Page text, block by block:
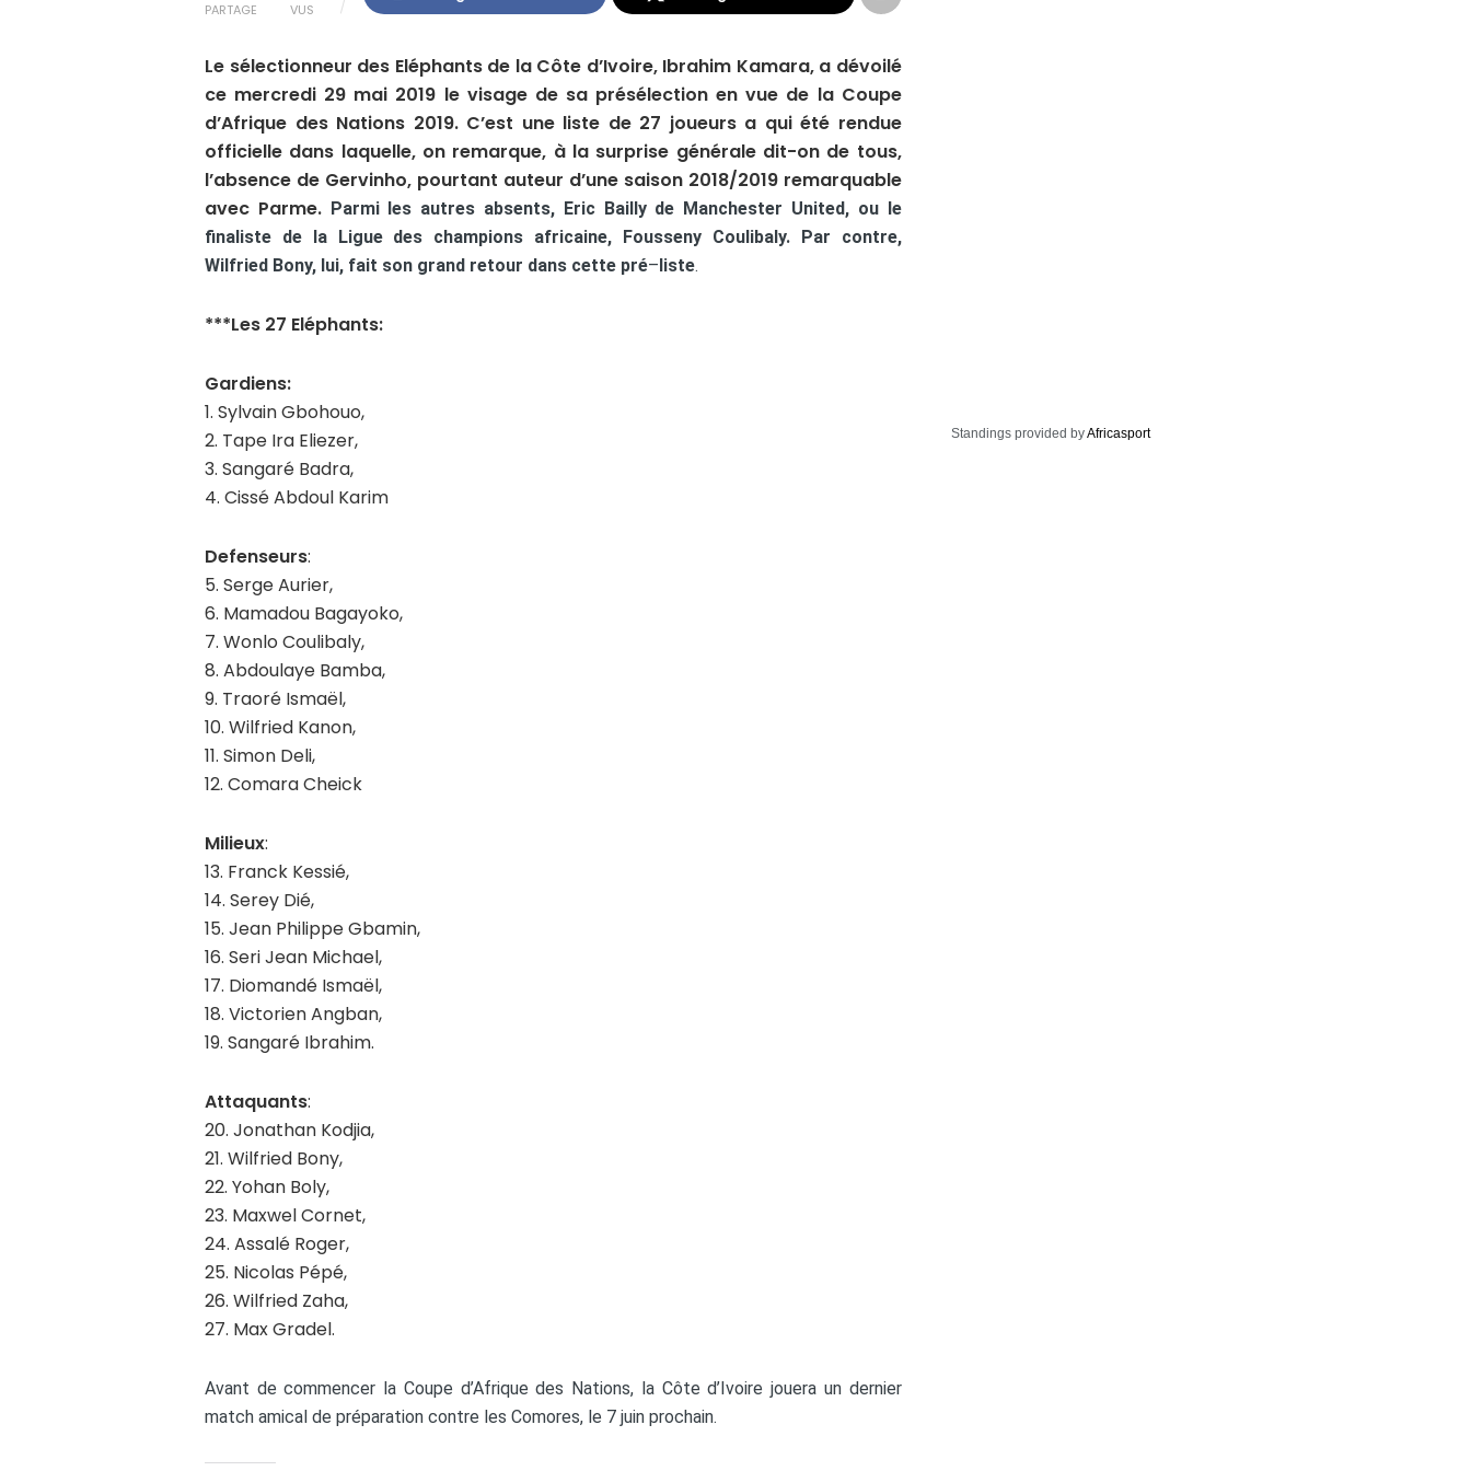
PARTAGE VUS
Le sélectionneur des Eléphants de la Côte d’Ivoire, Ibrahim Kamara, a dévoilé
ce mercredi 29 mai 2019 le visage de sa présélection en vue de la Coupe
d’Afrique des Nations 2019. C’est une liste de 27 joueurs a qui été rendue
officielle dans laquelle, on remarque, à la surprise générale dit-on de tous,
l’absence de Gervinho, pourtant auteur d’une saison 2018/2019 remarquable
avec Parme. Parmi les autres absents, Eric Bailly de Manchester United, ou le
finaliste de la Ligue des champions africaine, Fousseny Coulibaly. Par contre,
Wilfried Bony, lui, fait son grand retour dans cette pré–liste.
***Les 27 Eléphants:
Gardiens:
1. Sylvain Gbohouo,
2. Tape Ira Eliezer,
3. Sangaré Badra,
4. Cissé Abdoul Karim
Defenseurs:
5. Serge Aurier,
6. Mamadou Bagayoko,
7. Wonlo Coulibaly,
8. Abdoulaye Bamba,
9. Traoré Ismaël,
10. Wilfried Kanon,
11. Simon Deli,
12. Comara Cheick
Milieux:
13. Franck Kessié,
14. Serey Dié,
15. Jean Philippe Gbamin,
16. Seri Jean Michael,
17. Diomandé Ismaël,
18. Victorien Angban,
19. Sangaré Ibrahim.
Attaquants:
20. Jonathan Kodjia,
21. Wilfried Bony,
22. Yohan Boly,
23. Maxwel Cornet,
24. Assalé Roger,
25. Nicolas Pépé,
26. Wilfried Zaha,
27. Max Gradel.
Avant de commencer la Coupe d’Afrique des Nations, la Côte d’Ivoire jouera un dernier
match amical de préparation contre les Comores, le 7 juin prochain.
Standings provided byAfricasport